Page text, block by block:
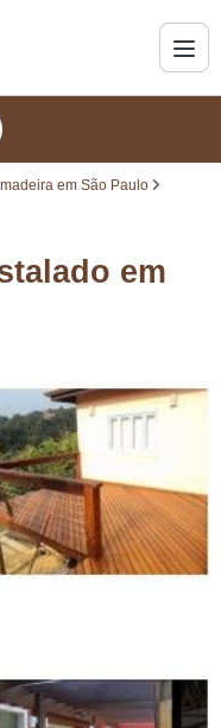
em São Paulo
em